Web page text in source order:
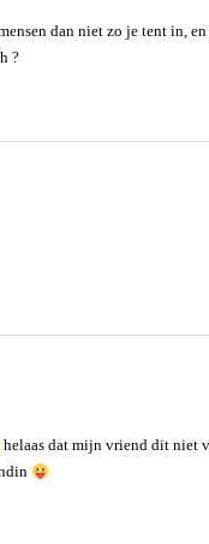
dan niet zo je tent in,
?
helaas dat mijn vriend dit niet